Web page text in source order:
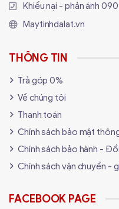
Thiết kế sang
dàn PC gaming hoặc
Hệ thống làm mát
động.
Giá cả hợp lý
Kết luận
CASE VSP V500 M-ATX
hoàn hảo cho những ai
kiếm một chiếc case
Khiếu nại - phản ánh
Maytinhdalat.vn
THÔNG TIN
Trả góp 0%
Về chúng tôi
Thanh toán
Chính sách bảo mật
Chính sách bảo hành -
Chính sách vận chuyển -
FACEBOOK PAGE